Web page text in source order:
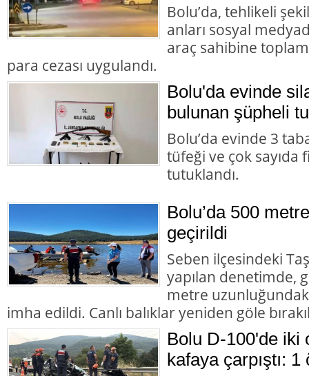
Bolu’da, tehlikeli
anları sosyal
araç sahibine
para cezası uygulandı.
Bolu'da evinde
bulunan şüpheli
Bolu’da evinde 3
tüfeği ve çok
tutuklandı.
Bolu’da 500
geçirildi
Seben ilçesindeki
yapılan denetimde,
metre
imha edildi. Canlı balıklar yeniden göle
Bolu D-100'de iki
kafaya çarpıştı: 1